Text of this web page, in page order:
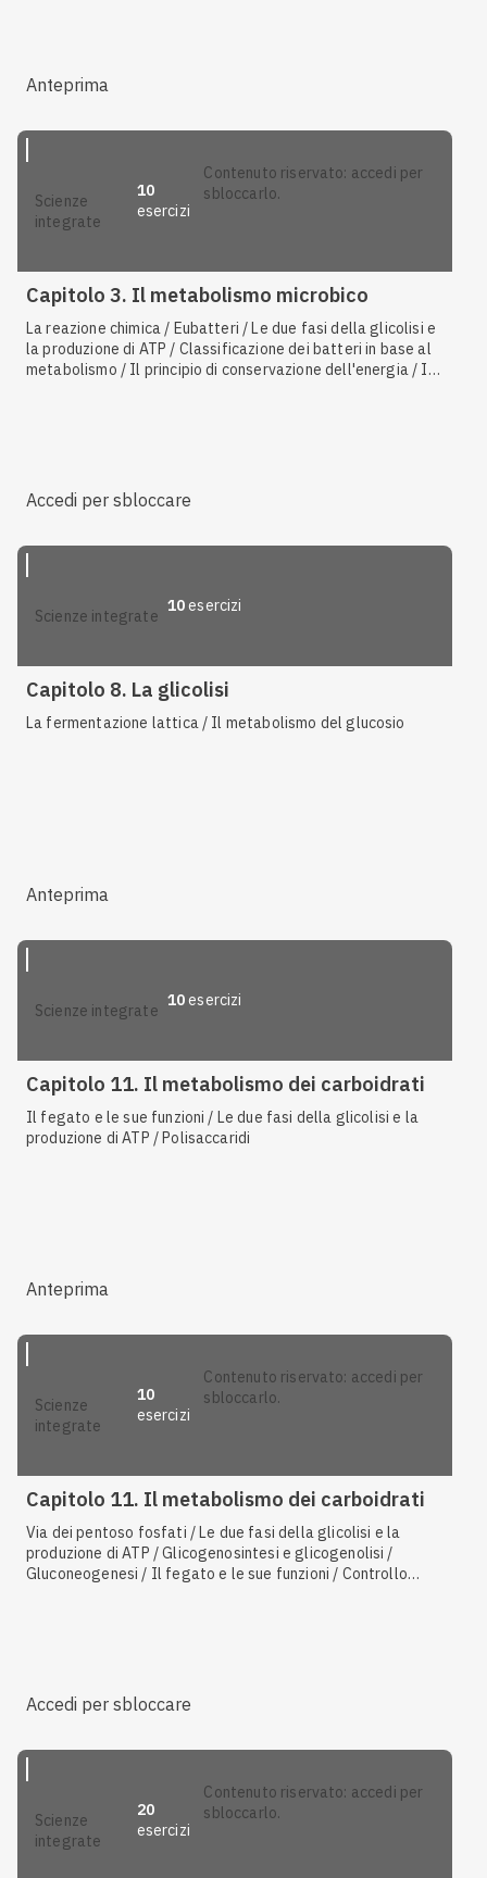
Anteprima
scienze
integrate
10
esercizi
contenuto riservato: accedi per
sbloccarlo.
Capitolo 3. Il metabolismo microbico
La reazione chimica / Eubatteri / Le due fasi della glicolisi e
la produzione di ATP / Classificazione dei batteri in base al
metabolismo / Il principio di conservazione dell'energia / I
Accedi per sbloccare
scienze integrate
10 esercizi
Capitolo 8. La glicolisi
La fermentazione lattica / Il metabolismo del glucosio
Anteprima
scienze integrate
10 esercizi
Capitolo 11. Il metabolismo dei carboidrati
Il fegato e le sue funzioni / Le due fasi della glicolisi e la
produzione di ATP / Polisaccaridi
Anteprima
scienze
integrate
10
esercizi
contenuto riservato: accedi per
sbloccarlo.
Capitolo 11. Il metabolismo dei carboidrati
Via dei pentoso fosfati / Le due fasi della glicolisi e la
produzione di ATP / Glicogenosintesi e glicogenolisi /
Gluconeogenesi / Il fegato e le sue funzioni / Controllo
Accedi per sbloccare
scienze
integrate
20
esercizi
contenuto riservato: accedi per
sbloccarlo.